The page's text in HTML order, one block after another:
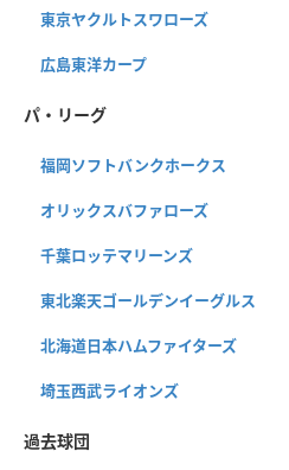
東京ヤクルトスワローズ
広島東洋カープ
パ・リーグ
福岡ソフトバンクホークス
オリックスバファローズ
千葉ロッテマリーンズ
東北楽天ゴールデンイーグルス
北海道日本ハムファイターズ
埼玉西武ライオンズ
過去球団